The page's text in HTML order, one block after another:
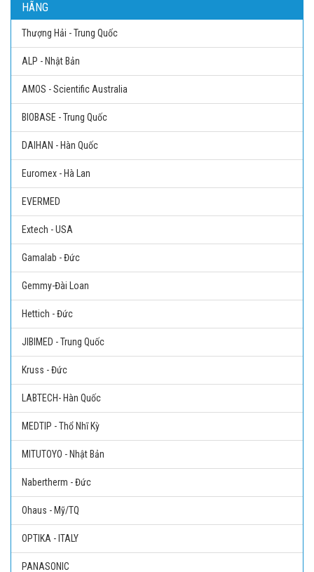
HÃNG
Thượng Hải - Trung Quốc
ALP - Nhật Bản
AMOS - Scientific Australia
BIOBASE - Trung Quốc
DAIHAN - Hàn Quốc
Euromex - Hà Lan
EVERMED
Extech - USA
Gamalab - Đức
Gemmy-Đài Loan
Hettich - Đức
JIBIMED - Trung Quốc
Kruss - Đức
LABTECH- Hàn Quốc
MEDTIP - Thổ Nhĩ Kỳ
MITUTOYO - Nhật Bản
Nabertherm - Đức
Ohaus - Mỹ/TQ
OPTIKA - ITALY
PANASONIC